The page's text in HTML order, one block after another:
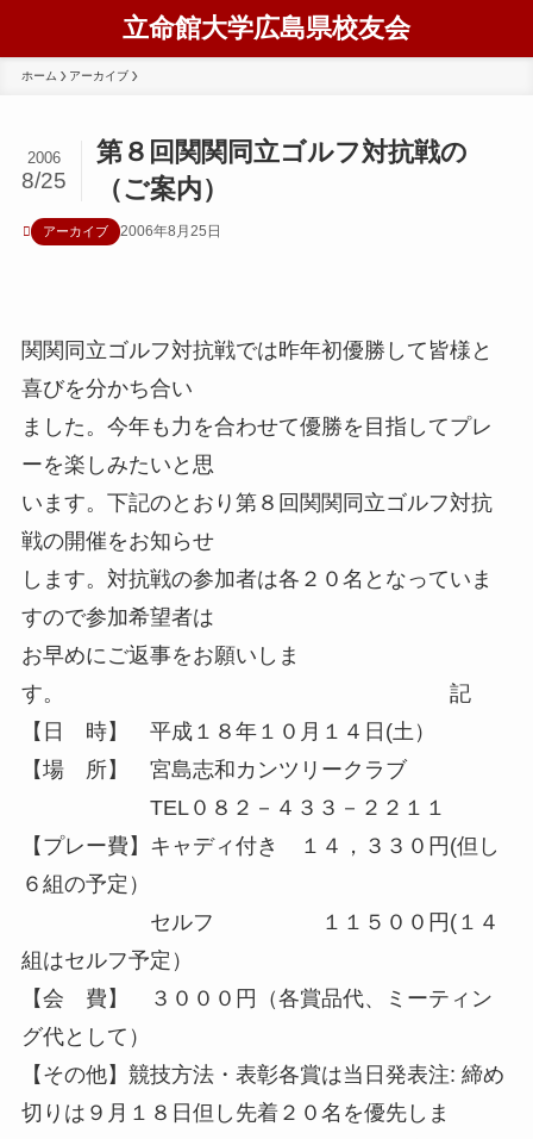
立命館大学広島県校友会
ホーム アーカイブ
第８回関関同立ゴルフ対抗戦の
（ご案内）
2006
8/25
アーカイブ 2006年8月25日
関関同立ゴルフ対抗戦では昨年初優勝して皆様と
喜びを分かち合い
ました。今年も力を合わせて優勝を目指してプレ
ーを楽しみたいと思
います。下記のとおり第８回関関同立ゴルフ対抗
戦の開催をお知らせ
します。対抗戦の参加者は各２０名となっていま
すので参加希望者は
お早めにご返事をお願いしま
す。 記
【日 時】 平成１８年１０月１４日(土）
【場 所】 宮島志和カンツリークラブ
TEL０８２－４３３－２２１１
【プレー費】キャディ付き １４，３３０円(但し
６組の予定）
セルフ １１５００円(１４
組はセルフ予定）
【会 費】 ３０００円（各賞品代、ミーティン
グ代として）
【その他】競技方法・表彰各賞は当日発表注: 締め
切りは９月１８日但し先着２０名を優先しま